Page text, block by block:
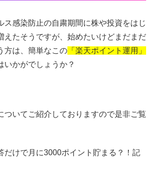
ス感染防止の自粛期間に株や投資をはじ
えたそうですが、始めたいけどまだまだ
方は、簡単なこの 「楽天ポイント運用」
いかがでしょうか？
ついてご紹介しておりますので是非ご覧
けで月に3000ポイント貯まる？！記